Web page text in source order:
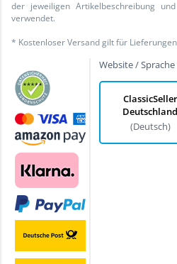
der jeweiligen Artikelbeschreibung
verwendet.
* Kostenloser Versand gilt für
Website /
ClassicSeller
Deutschland
(Deutsch)